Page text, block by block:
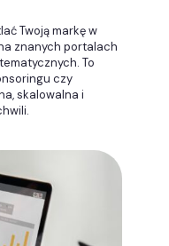
Twoją markę w
znanych portalach
To
czy
skalowalna i